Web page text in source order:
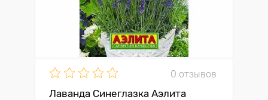
0 отзывов
Лаванда Синеглазка Аэлита